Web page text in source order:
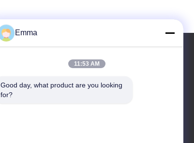
ঠিকানা
Emma
11:53 AM
Good day, what product are you looking
for?